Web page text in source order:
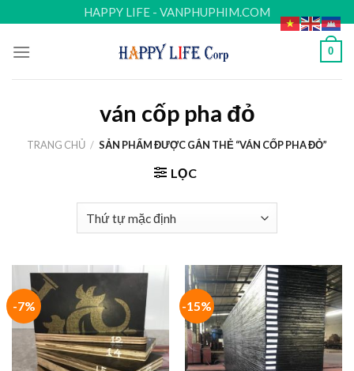
to
content
HAPPY LIFE - VANPHUPHIM.COM
0
ván cốp pha đỏ
TRANG CHỦ / SẢN PHẨM ĐƯỢC GẮN THẺ “VÁN CỐP PHA ĐỎ”
LỌC
-7% -15%